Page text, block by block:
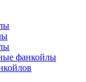
фанкойлы